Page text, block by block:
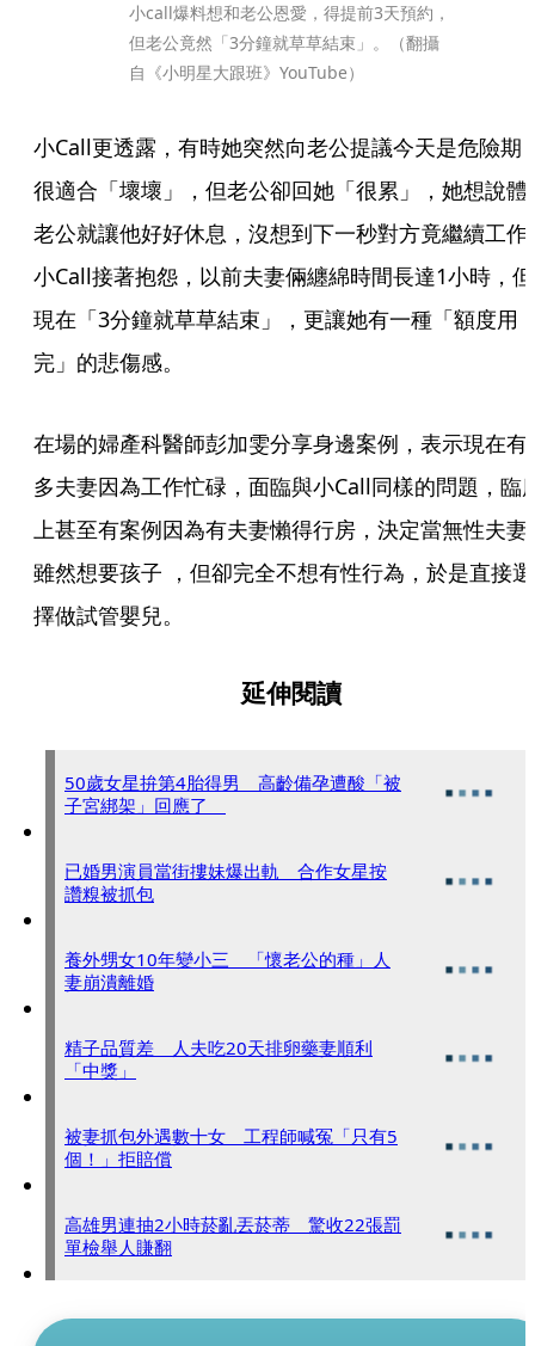
小call爆料想和老公恩愛，得提前3天預約，
但老公竟然「3分鐘就草草結束」。（翻攝
自《小明星大跟班》YouTube）
小Call更透露，有時她突然向老公提議今天是危險期
很適合「壞壞」，但老公卻回她「很累」，她想說體
老公就讓他好好休息，沒想到下一秒對方竟繼續工作
小Call接著抱怨，以前夫妻倆纏綿時間長達1小時，但
現在「3分鐘就草草結束」，更讓她有一種「額度用
完」的悲傷感。
在場的婦產科醫師彭加雯分享身邊案例，表示現在有
多夫妻因為工作忙碌，面臨與小Call同樣的問題，臨
上甚至有案例因為有夫妻懶得行房，決定當無性夫妻
雖然想要孩子 ，但卻完全不想有性行為，於是直接選
擇做試管嬰兒。
延伸閱讀
50歲女星拚第4胎得男 高齡備孕遭酸「被
子宮綁架」回應了
已婚男演員當街摟妹爆出軌 合作女星按
讚糗被抓包
養外甥女10年變小三 「懷老公的種」人
妻崩潰離婚
精子品質差 人夫吃20天排卵藥妻順利
「中獎」
被妻抓包外遇數十女 工程師喊冤「只有5
個！」拒賠償
高雄男連抽2小時菸亂丟菸蒂 驚收22張罰
單檢舉人賺翻